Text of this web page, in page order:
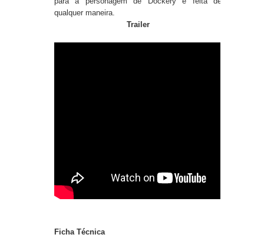
qualquer maneira.
Trailer
Ficha Técnica